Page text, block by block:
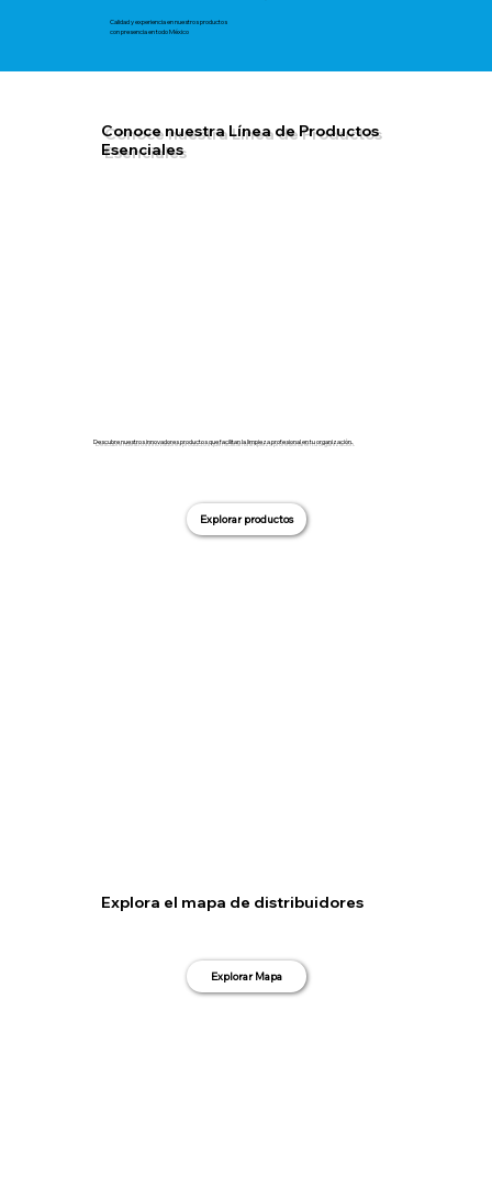
Calidad y experiencia en nuestros productos
con presencia en todo México
Conoce nuestra Línea de Productos
Esenciales
Descubre nuestros innovadores productos que facilitan la limpieza profesional en tu organización.
Explorar productos
Explora el mapa de distribuidores
Explorar Mapa